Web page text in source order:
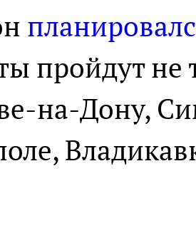
пройдут не
на-Дону,